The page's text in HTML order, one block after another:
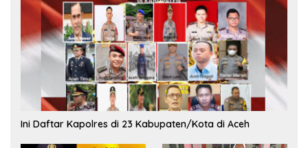
Ini Daftar Kapolres di 23 Kabupaten/Kota di Aceh